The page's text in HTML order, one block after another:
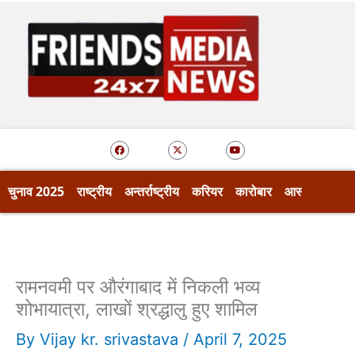
content
F
a
c
e
X
-
t
w
t
t
r
Y
o
u
t
b
e
चुनाव 2025 राष्ट्रीय अन्तर्राष्ट्रीय करियर कारोबार आस्था
रामनवमी पर औरंगाबाद में निकली भव्य
शोभायात्रा, लाखों श्रद्धालु हुए शामिल
By Vijay kr. srivastava / April 7, 2025